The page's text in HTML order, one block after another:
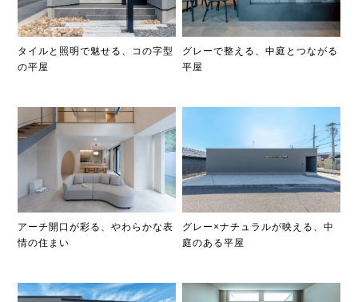
タイルと照明で魅せる、コの字型
の平屋
グレーで整える、中庭とつながる
平屋
アーチ開口が彩る、やわらかな表
情の住まい
グレー×ナチュラルが映える、中
庭のある平屋